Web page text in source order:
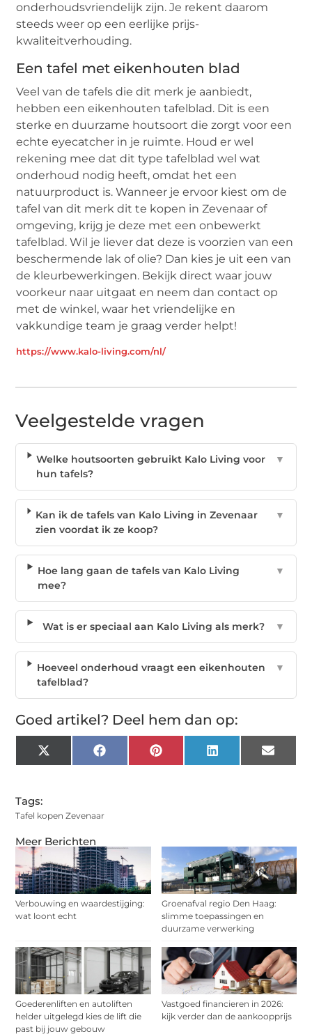
Meer Berichten
Verbouwing en waardestijging:
wat loont echt
Groenafval regio Den Haag:
slimme toepassingen en
duurzame verwerking
Goederenliften en autoliften
helder uitgelegd kies de lift die
past bij jouw gebouw
Vastgoed financieren in 2026:
kijk verder dan de aankoopprijs
onderhoudsvriendelijk zijn. Je rekent daarom
steeds weer op een eerlijke prijs-
kwaliteitverhouding.
Een tafel met eikenhouten blad
Veel van de tafels die dit merk je aanbiedt,
hebben een eikenhouten tafelblad. Dit is een
sterke en duurzame houtsoort die zorgt voor een
echte eyecatcher in je ruimte. Houd er wel
rekening mee dat dit type tafelblad wel wat
onderhoud nodig heeft, omdat het een
natuurproduct is. Wanneer je ervoor kiest om de
tafel van dit merk dit te kopen in Zevenaar of
omgeving, krijg je deze met een onbewerkt
tafelblad. Wil je liever dat deze is voorzien van een
beschermende lak of olie? Dan kies je uit een van
de kleurbewerkingen. Bekijk direct waar jouw
voorkeur naar uitgaat en neem dan contact op
met de winkel, waar het vriendelijke en
vakkundige team je graag verder helpt!
https://www.kalo-living.com/nl/
Veelgestelde vragen
Welke houtsoorten gebruikt Kalo Living voor
hun tafels?
▼
Kan ik de tafels van Kalo Living in Zevenaar
zien voordat ik ze koop?
▼
Hoe lang gaan de tafels van Kalo Living
mee?
▼
Wat is er speciaal aan Kalo Living als merk? ▼
Hoeveel onderhoud vraagt een eikenhouten
tafelblad?
▼
Goed artikel? Deel hem dan op:
X
(Twitter)
Facebook Pinterest LinkedIn Email
Tags:
Tafel kopen Zevenaar